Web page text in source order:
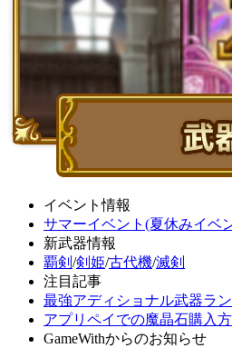
イベント情報
サマーイベント(夏休みイベ
新武器情報
覇剣 /剣姫/古代機/滅剣
注目記事
最強アディショナル武器ラ
アプリペイでの魔晶石購入
GameWithからのお知らせ